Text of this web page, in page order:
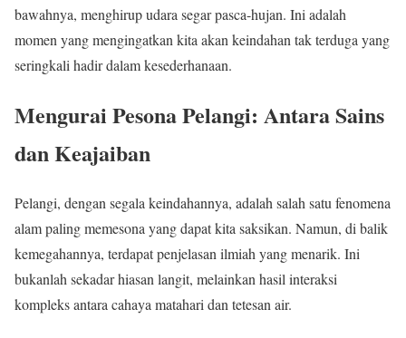
bawahnya, menghirup udara segar pasca-hujan. Ini adalah
momen yang mengingatkan kita akan keindahan tak terduga yang
seringkali hadir dalam kesederhanaan.
Mengurai Pesona Pelangi: Antara Sains
dan Keajaiban
Pelangi, dengan segala keindahannya, adalah salah satu fenomena
alam paling memesona yang dapat kita saksikan. Namun, di balik
kemegahannya, terdapat penjelasan ilmiah yang menarik. Ini
bukanlah sekadar hiasan langit, melainkan hasil interaksi
kompleks antara cahaya matahari dan tetesan air.